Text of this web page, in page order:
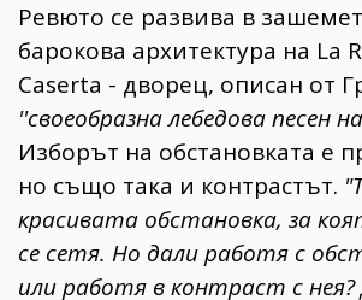
Ревюто се развива в
барокова архитектура на La
Caserta - дворец, описан от
''своеобразна лебедова песен
Изборът на обстановката е
но също така и контрастът.
красивата обстановка, за
се сетя. Но дали работя с
или работя в контраст с